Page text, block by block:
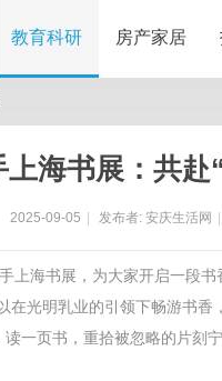
教育科研 房产家居
海书展：共
2025-09-05 发布者: 安庆生活网
上海书展，为大家开启一段
在光明乳业的引领下畅游书
一页书，重拾被忽略的片刻